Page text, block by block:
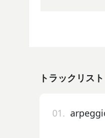
トラックリスト
01.